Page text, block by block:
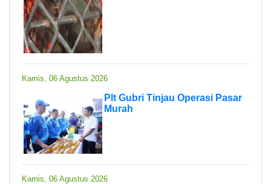
Kamis, 06 Agustus 2026
Plt Gubri Tinjau Operasi Pasar
Murah
Kamis, 06 Agustus 2026